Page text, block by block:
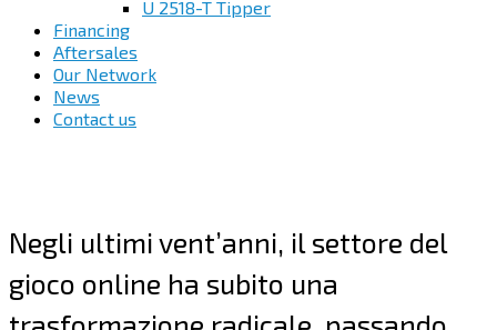
U 2518-T Tipper
Financing
Aftersales
Our Network
News
Contact us
Negli ultimi vent’anni, il settore del
gioco online ha subito una